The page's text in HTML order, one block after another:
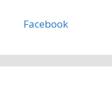
Facebook